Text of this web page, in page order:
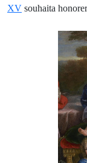
XV souhaita